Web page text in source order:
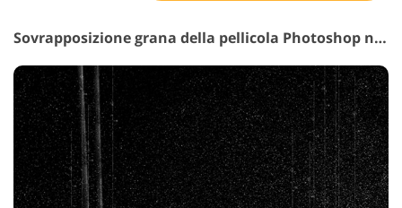
Sovrapposizione grana della pellicola Photoshop n. 14 "Segna di ora"